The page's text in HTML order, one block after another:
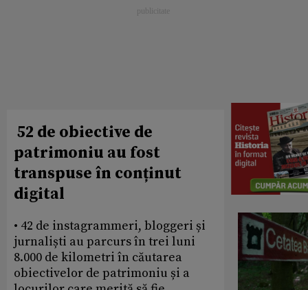
52 de obiective de
patrimoniu au fost
transpuse în conținut
digital
• 42 de instagrammeri, bloggeri și
jurnaliști au parcurs în trei luni
8.000 de kilometri în căutarea
obiectivelor de patrimoniu și a